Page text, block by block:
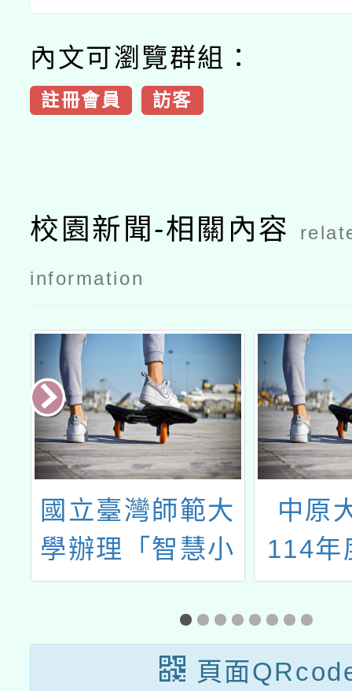
內文可瀏覽群組：
註冊會員 訪客
校園新聞-相關內容
information
國立臺灣師範大
學辦理「智慧小
車寒假營隊」
中原
114年
等以
在職
能
頁面